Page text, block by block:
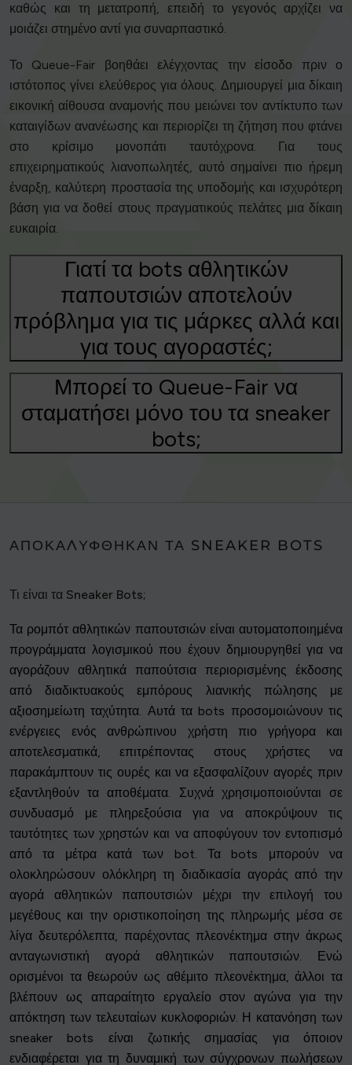
καθώς και τη μετατροπή, επειδή το γεγονός αρχίζει να
μοιάζει στημένο αντί για συναρπαστικό.
Το Queue-Fair βοηθάει ελέγχοντας την είσοδο πριν ο
ιστότοπος γίνει ελεύθερος για όλους. Δημιουργεί μια δίκαιη
εικονική αίθουσα αναμονής που μειώνει τον αντίκτυπο των
καταιγίδων ανανέωσης και περιορίζει τη ζήτηση που φτάνει
στο κρίσιμο μονοπάτι ταυτόχρονα. Για τους
επιχειρηματικούς λιανοπωλητές, αυτό σημαίνει πιο ήρεμη
έναρξη, καλύτερη προστασία της υποδομής και ισχυρότερη
βάση για να δοθεί στους πραγματικούς πελάτες μια δίκαιη
ευκαιρία.
Γιατί τα bots αθλητικών
παπουτσιών αποτελούν
πρόβλημα για τις μάρκες αλλά και
για τους αγοραστές;
Μπορεί το Queue-Fair να
σταματήσει μόνο του τα sneaker
bots;
ΑΠΟΚΑΛΎΦΘΗΚΑΝ ΤΑ SNEAKER BOTS
Τι είναι τα Sneaker Bots;
Τα ρομπότ αθλητικών παπουτσιών είναι αυτοματοποιημένα
προγράμματα λογισμικού που έχουν δημιουργηθεί για να
αγοράζουν αθλητικά παπούτσια περιορισμένης έκδοσης
από διαδικτυακούς εμπόρους λιανικής πώλησης με
αξιοσημείωτη ταχύτητα. Αυτά τα bots προσομοιώνουν τις
ενέργειες ενός ανθρώπινου χρήστη πιο γρήγορα και
αποτελεσματικά, επιτρέποντας στους χρήστες να
παρακάμπτουν τις ουρές και να εξασφαλίζουν αγορές πριν
εξαντληθούν τα αποθέματα. Συχνά χρησιμοποιούνται σε
συνδυασμό με πληρεξούσια για να αποκρύψουν τις
ταυτότητες των χρηστών και να αποφύγουν τον εντοπισμό
από τα μέτρα κατά των bot. Τα bots μπορούν να
ολοκληρώσουν ολόκληρη τη διαδικασία αγοράς από την
αγορά αθλητικών παπουτσιών μέχρι την επιλογή του
μεγέθους και την οριστικοποίηση της πληρωμής μέσα σε
λίγα δευτερόλεπτα, παρέχοντας πλεονέκτημα στην άκρως
ανταγωνιστική αγορά αθλητικών παπουτσιών. Ενώ
ορισμένοι τα θεωρούν ως αθέμιτο πλεονέκτημα, άλλοι τα
βλέπουν ως απαραίτητο εργαλείο στον αγώνα για την
απόκτηση των τελευταίων κυκλοφοριών. Η κατανόηση των
sneaker bots είναι ζωτικής σημασίας για όποιον
ενδιαφέρεται για τη δυναμική των σύγχρονων πωλήσεων